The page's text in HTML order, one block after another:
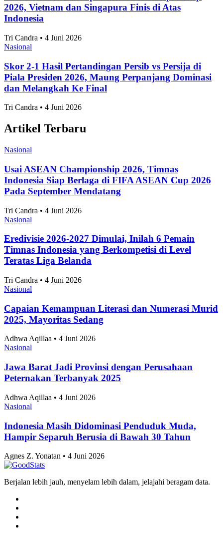
Ekonomi dan Bisnis 28 Juli 2026
Topik
Ekonomi dan Bisnis
Artikel Terpopuler
2025
Adhwa Aqillaa • 4 Juni 2026
10 Kota Terbaik untuk Mahasiswa Versi QS
Ranking 2027
Adhwa Aqillaa • 4 Juni 2026
Nasional
Skor 3-1 Hasil Pertandingan Persija vs Arema FC di
Piala Presiden 2026, Victory Bikin Macan
Kemayoran Raih Podium Ketiga
Tri Candra • 4 Juni 2026
Nasional
Klasemen Akhir Grup A ASEAN Championship
2026, Vietnam dan Singapura Finis di Atas
Indonesia
Tri Candra • 4 Juni 2026
Skor 2-1 Hasil Pertandingan Persib vs Persija di
Piala Presiden 2026, Maung Perpanjang Dominasi
dan Melangkah Ke Final
Artikel Terbaru
Nasional
Usai ASEAN Championship 2026, Timnas
Indonesia Siap Berlaga di FIFA ASEAN Cup 2026
Pada September Mendatang
Tri Candra • 4 Juni 2026
Nasional